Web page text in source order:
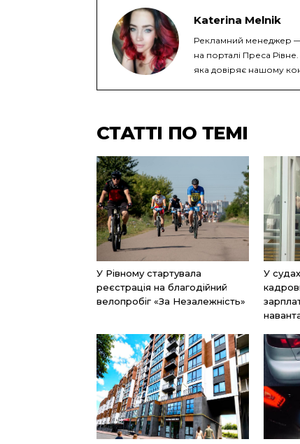
Katerina Melnik
Рекламний менеджер —
на порталі Преса
яка довіряє нашому
СТАТТІ ПО ТЕМІ
У Рівному стартувала
реєстрація на благодійний
велопробіг «За Незалежність»
У